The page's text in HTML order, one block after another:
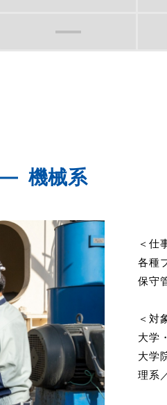
機械系
＜仕
各種
保守
＜対
大学
大学
理系